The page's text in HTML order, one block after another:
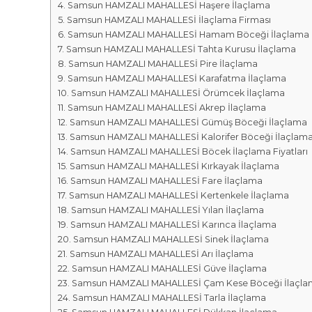
m
a
l
a
r
ı
k
a
s
Samsun HAMZALI MAHALLESİ Haşere İlaçlama
Samsun HAMZALI MAHALLESİ İlaçlama Firması
Samsun HAMZALI MAHALLESİ Hamam Böceği İlaçlama
Samsun HAMZALI MAHALLESİ Tahta Kurusu İlaçlama
Samsun HAMZALI MAHALLESİ Pire İlaçlama
Samsun HAMZALI MAHALLESİ Karafatma İlaçlama
Samsun HAMZALI MAHALLESİ Örümcek İlaçlama
Samsun HAMZALI MAHALLESİ Akrep İlaçlama
Samsun HAMZALI MAHALLESİ Gümüş Böceği İlaçlama
Samsun HAMZALI MAHALLESİ Kalorifer Böceği
Samsun HAMZALI MAHALLESİ Böcek İlaçlama Fiyatları
Samsun HAMZALI MAHALLESİ Kırkayak İlaçlama
Samsun HAMZALI MAHALLESİ Fare İlaçlama
Samsun HAMZALI MAHALLESİ Kertenkele İlaçlama
Samsun HAMZALI MAHALLESİ Yılan İlaçlama
Samsun HAMZALI MAHALLESİ Karınca İlaçlama
Samsun HAMZALI MAHALLESİ Sinek İlaçlama
Samsun HAMZALI MAHALLESİ Arı İlaçlama
Samsun HAMZALI MAHALLESİ Güve İlaçlama
Samsun HAMZALI MAHALLESİ Çam Kese Böceği
Samsun HAMZALI MAHALLESİ Tarla İlaçlama